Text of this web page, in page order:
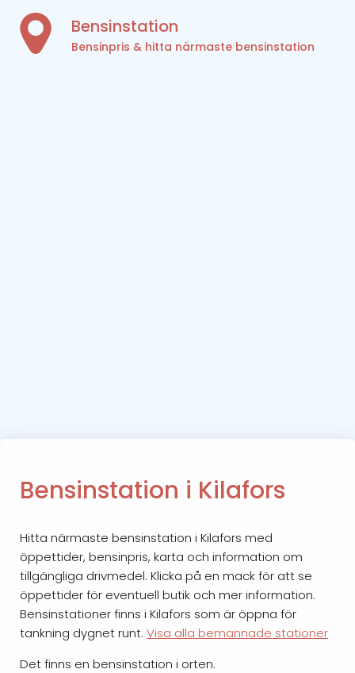
Bensinstation
Bensinpris & hitta närmaste bensinstation
Bensinstation i Kilafors
Hitta närmaste bensinstation i Kilafors med
öppettider, bensinpris, karta och information om
tillgängliga drivmedel. Klicka på en mack för att se
öppettider för eventuell butik och mer information.
Bensinstationer finns i Kilafors som är öppna för
tankning dygnet runt. Visa alla bemannade stationer
Det finns en bensinstation i orten.